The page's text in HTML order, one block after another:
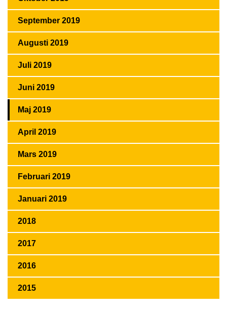
September 2019
Augusti 2019
Juli 2019
Juni 2019
Maj 2019
April 2019
Mars 2019
Februari 2019
Januari 2019
2018
2017
2016
2015